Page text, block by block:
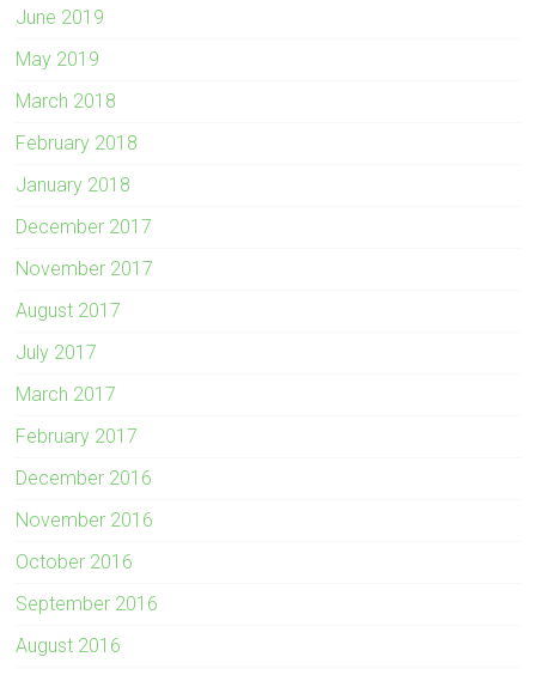
June 2019
May 2019
March 2018
February 2018
January 2018
December 2017
November 2017
August 2017
July 2017
March 2017
February 2017
December 2016
November 2016
October 2016
September 2016
August 2016